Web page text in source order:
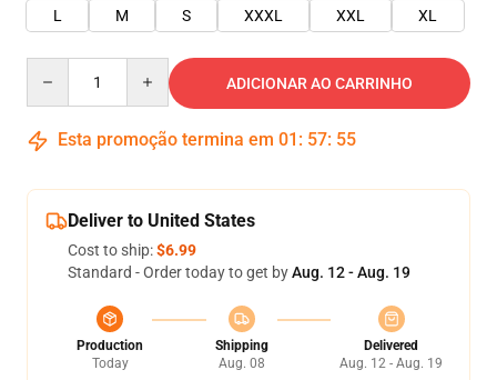
L
M S XXXL XXL XL
ADICIONAR AO CARRINHO
Esta promoção termina em 01 : 57: 54
Deliver to United States
Cost to ship:$6.99
Standard - Order today to get byAug. 12 - Aug. 19
Production
Today
Shipping
Aug. 08
Delivered
Aug. 12 - Aug. 19